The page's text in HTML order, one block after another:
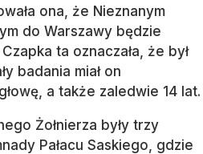
ona, że Nieznanym
do Warszawy będzie
ta oznaczała, że był
badania miał on
a także zaledwie 14 lat.
Żołnierza były trzy
Pałacu Saskiego, gdzie